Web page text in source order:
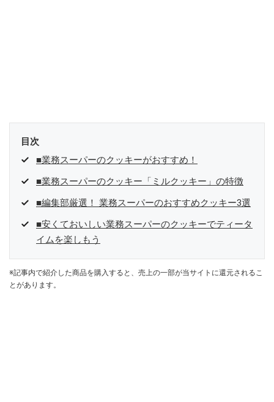
目次
■業務スーパーのクッキーがおすすめ！
■業務スーパーのクッキー「ミルクッキー」の特徴
■編集部厳選！ 業務スーパーのおすすめクッキー3選
■安くておいしい業務スーパーのクッキーでティータ
イムを楽しもう
※記事内で紹介した商品を購入すると、売上の一部が当サイトに還元されるこ
とがあります。